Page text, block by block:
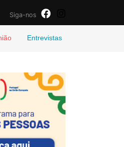
Siga-nos
Entrevistas